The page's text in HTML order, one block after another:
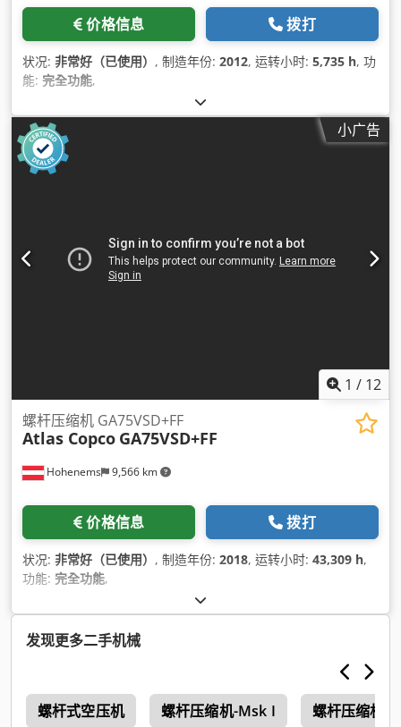
价格信息 拨打
状况: 非常好（已使用） , 制造年份: 2012, 运转小时: 5,735 h, 功
能: 完全功能,
小广告
1 / 12
Hohenems 9,566 km
螺杆压缩机 GA75VSD+FF
Atlas Copco GA75VSD+FF
价格信息 拨打
状况: 非常好（已使用） , 制造年份: 2018, 运转小时: 43,309 h,
功能: 完全功能,
发现更多二手机械
螺杆式空压机 螺杆压缩机-Msk I 螺杆压缩机